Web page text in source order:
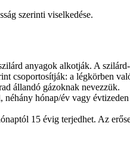
szerinti viselkedése.
anyagok alkotják. A
csoportosítják: a légkörben
állandó gázoknak nevezzük.
hónap/év vagy
15 évig terjedhet. Az